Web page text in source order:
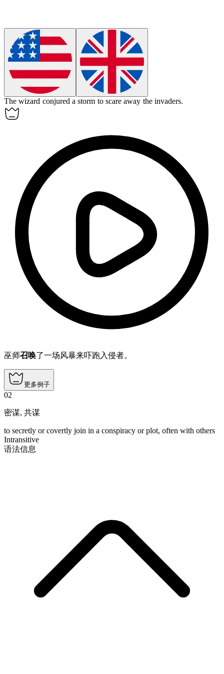
The wizard conjured a storm to scare away the invaders.
巫师召唤了一场风暴来吓跑入侵者。
更多例子
02
密谋, 共谋
to secretly or covertly join in a conspiracy or plot, often with others
Intransitive
语法信息